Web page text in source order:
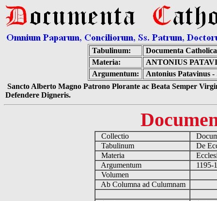
Tabulinum:
Documenta
Materia:
ANTONIUS
Argumentum:
Antonius Patavinus -
Sancto Alberto Magno Patrono Plorante ac Beata Semper
Defendere Digneris.
Collectio
Tabulinum
De
Materia
Argumentum
1195-
Volumen
Ab Columna ad Culumnam